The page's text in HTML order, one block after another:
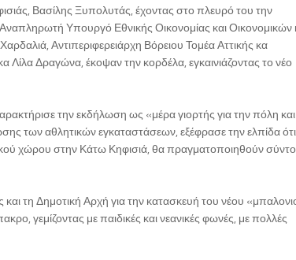
Βασίλης Ξυπολυτάς, έχοντας στο πλευρό του την
Υπουργό Εθνικής Οικονομίας και Οικονομικών
Αντιπεριφερειάρχη Βόρειου Τομέα Αττικής κα
Δραγώνα, έκοψαν την κορδέλα, εγκαινιάζοντας το νέο
την εκδήλωση ως «μέρα γιορτής για την πόλη
των αθλητικών εγκαταστάσεων, εξέφρασε την ελπίδα
χώρου στην Κάτω Κηφισιά, θα πραγματοποιηθούν
τη Δημοτική Αρχή για την κατασκευή του νέου
γεμίζοντας με παιδικές και νεανικές φωνές, με πολλές